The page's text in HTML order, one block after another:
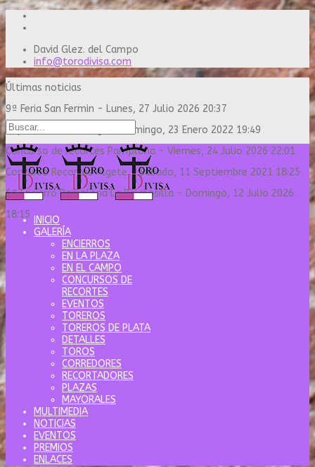
David Glez. del Campo
info@torodivisa.com
Últimas noticias
9ª Feria San Fermin - Lunes, 27 Julio 2026 20:37
Capea Sanse Domingo
Domingo, 23 Enero 2022 19:49
Concurso de recortes Pamplona - Viernes, 24 Julio 2026 22:01
Concurso Recortes Algete-Sábado, 11 Septiembre 2021 18:25
6º Encierro Pamplona La Palmosilla - Domingo, 12 Julio 2026
18:15
INICIO
GALERÍA
ENCIERROS
EN LA PLAZA
EN EL CAMPO
CONCURSOS DE
RECORTES
EVENTOS
TOREROS
TOREROS DE PLATA
DETALLES
TOROS
CORREDORES
RECORTADORES
PLAZAS
MAYORALES
MULTIMEDIA
NOTICIAS
EVENTOS
PREMIOS
ENLACES